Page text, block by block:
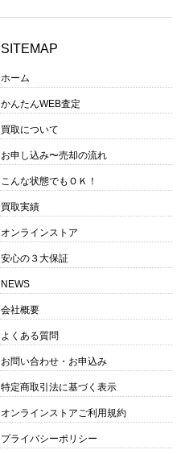
SITEMAP
ホーム
かんたんWEB査定
買取について
お申し込み〜売却の流れ
こんな状態でもＯＫ！
買取実績
オンラインストア
安心の３大保証
NEWS
会社概要
よくある質問
お問い合わせ・お申込み
特定商取引法に基づく表示
オンラインストアご利用規約
プライバシーポリシー